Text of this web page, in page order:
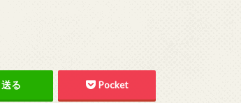
送る Pocket